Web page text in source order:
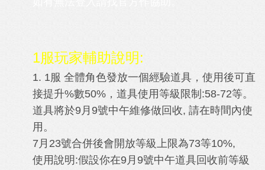
1服玩家輔助說明:
1. 1服 全體角色發放一個經驗道具，使用後可直
接提升%數50%，道具使用等級限制:58-72等。
道具將於9月9號中午維修做回收, 請在時間內使
用。
7月23號合併後會開放等級上限為73等10%,
使用說明:假設你在9月9號中午道具回收前等級